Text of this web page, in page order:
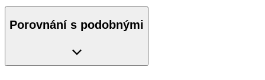
Porovnání s podobnými